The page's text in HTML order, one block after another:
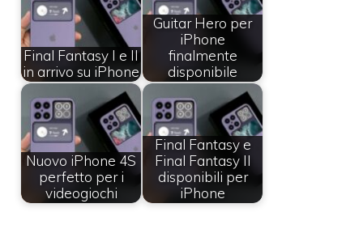
Final Fantasy I e II
in arrivo su iPhone
Guitar Hero per
iPhone
finalmente
disponibile
Nuovo iPhone 4S
perfetto per i
videogiochi
Final Fantasy e
Final Fantasy II
disponibili per
iPhone